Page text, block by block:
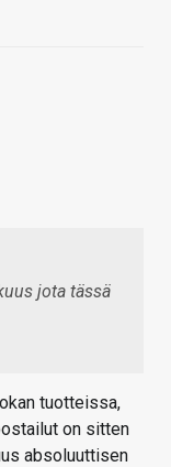
jota tässä
tuotteissa,
on sitten
absoluuttisen